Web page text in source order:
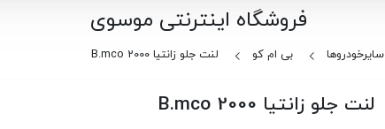
فروشگاه اینترنتی موسوی
سایرخودروها بی ام کو لنت جلو زانتیا 2000 B.mco
لنت جلو زانتیا 2000 B.mco